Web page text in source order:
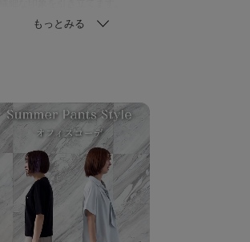
ャツとのレイヤードはもちろん、Tシャツに重ねたカ
すすめ。
わせるなど、シーズンを通して幅広いスタイリング
なしに華やかさを添えてくれる一枚です。